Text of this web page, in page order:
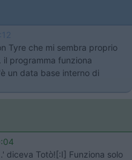
Tyre che mi sembra proprio
il programma funziona
un data base interno di
diceva Totò![:I] Funziona solo